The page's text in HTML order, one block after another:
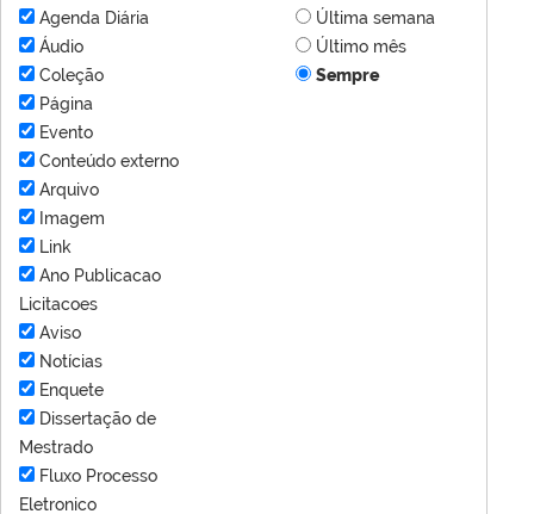
Agenda Diária
Áudio
Coleção
Página
Evento
Conteúdo externo
Arquivo
Imagem
Link
Ano Publicacao
Licitacoes
Aviso
Notícias
Enquete
Dissertação de
Mestrado
Fluxo Processo
Eletronico
Última semana
Último mês
Sempre